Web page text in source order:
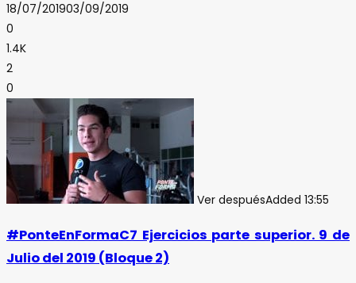
18/07/201903/09/2019
0
1.4K
2
0
Ver despuésAdded 13:55
#PonteEnFormaC7 Ejercicios parte superior. 9 de
Julio del 2019 (Bloque 2)